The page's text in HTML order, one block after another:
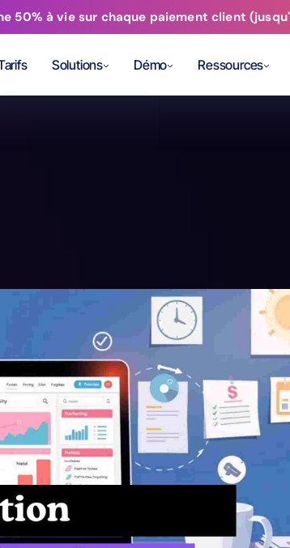
50% à vie sur chaque paiement client
Solutions Démo Ressources